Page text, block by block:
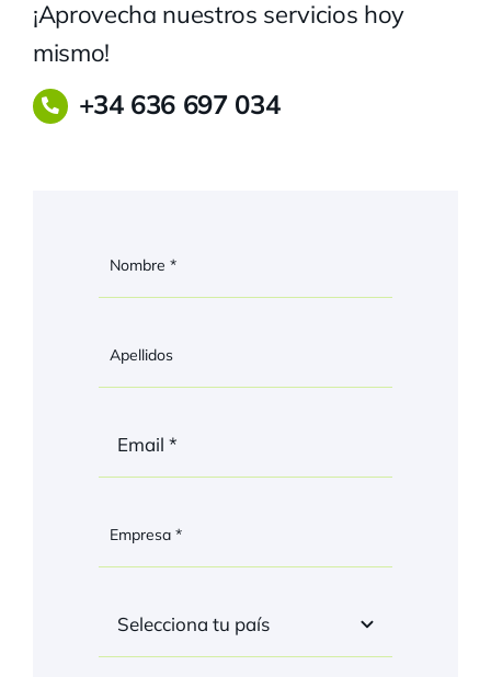
¡Aprovecha nuestros servicios hoy
mismo!
+34 636 697 034